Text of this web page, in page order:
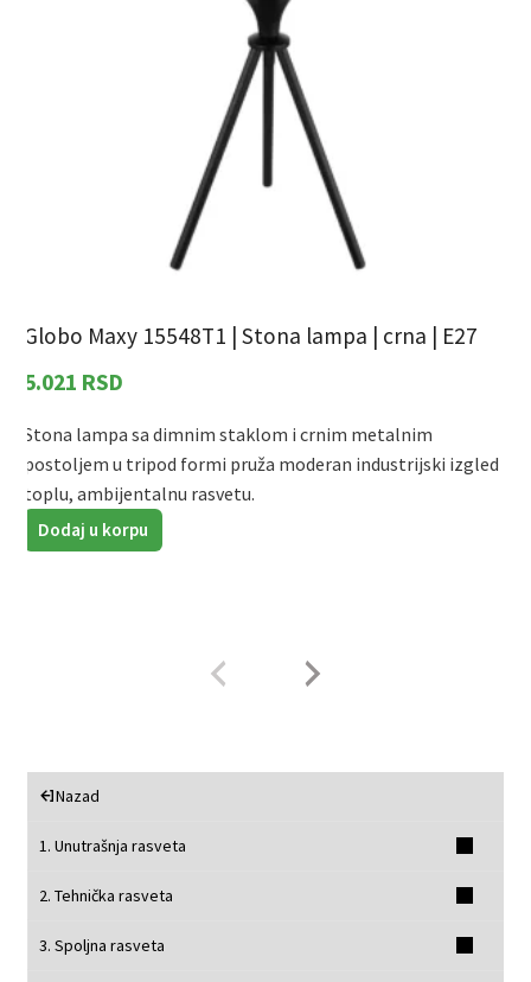
Globo Maxy 15548T1 | Stona lampa | crna | E27
5.021 RSD
Stona lampa sa dimnim staklom i crnim metalnim
postoljem u tripod formi pruža moderan industrijski izgled i
toplu, ambijentalnu rasvetu.
Dodaj u korpu
Nazad
1. Unutrašnja rasveta
2. Tehnička rasveta
3. Spoljna rasveta